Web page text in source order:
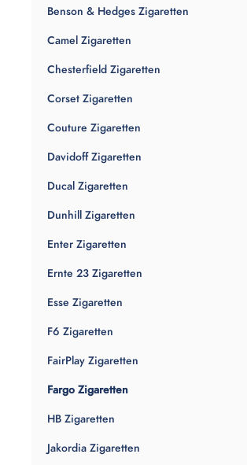
Benson & Hedges Zigaretten
Camel Zigaretten
Chesterfield Zigaretten
Corset Zigaretten
Couture Zigaretten
Davidoff Zigaretten
Ducal Zigaretten
Dunhill Zigaretten
Enter Zigaretten
Ernte 23 Zigaretten
Esse Zigaretten
F6 Zigaretten
FairPlay Zigaretten
Fargo Zigaretten
HB Zigaretten
Jakordia Zigaretten